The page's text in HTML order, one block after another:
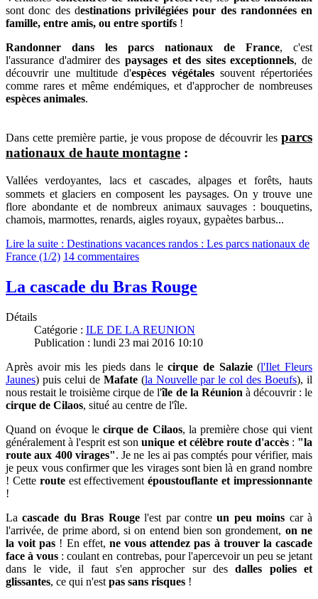
sont donc des destinations privilégiées pour des randonnées en
famille, entre amis, ou entre sportifs !
Randonner dans les parcs nationaux de France, c'est
l'assurance d'admirer des paysages et des sites exceptionnels, de
découvrir une multitude d'espèces végétales souvent répertoriées
comme rares et même endémiques, et d'approcher de nombreuses
espèces animales.
Dans cette première partie, je vous propose de découvrir les parcs
nationaux de haute montagne :
Vallées verdoyantes, lacs et cascades, alpages et forêts, hauts
sommets et glaciers en composent les paysages. On y trouve une
flore abondante et de nombreux animaux sauvages : bouquetins,
chamois, marmottes, renards, aigles royaux, gypaètes barbus...
Lire la suite : Destinations vacances randos : Les parcs nationaux de
France (1/2) 14 commentaires
La cascade du Bras Rouge
Détails
Catégorie : ILE DE LA REUNION
Publication : lundi 23 mai 2016 10:10
Après avoir mis les pieds dans lecirque de Salazie(l'Ilet Fleurs
Jaunes) puis celui de Mafate(la Nouvelle par le col des Boeufs), il
nous restait le troisième cirque de l'île de la Réunion à découvrir : le
cirque de Cilaos, situé au centre de l'île.
Quand on évoque lecirque de Cilaos, la première chose qui vient
généralement à l'esprit est sonunique et célèbre route d'accès: "la
route aux 400 virages". Je ne les ai pas comptés pour vérifier, mais
je peux vous confirmer que les virages sont bien là en grand nombre
! Cette routeest effectivementépoustouflante et impressionnante
!
Lacascade du Bras Rougel'est par contreun peu moins car à
l'arrivée, de prime abord, si on entend bien son grondement, on ne
la voit pas ! En effet, ne vous attendez pas à trouver la cascade
face à vous : coulant en contrebas, pour l'apercevoir un peu se jetant
dans le vide, il faut s'en approcher sur desdalles polies et
glissantes, ce qui n'est pas sans risques !